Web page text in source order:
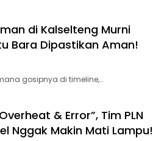
di Kalselteng Murni
Bara Dipastikan Aman!
gosipnya di timeline,…
& Error”, Tim PLN
Nggak Makin Mati Lampu!